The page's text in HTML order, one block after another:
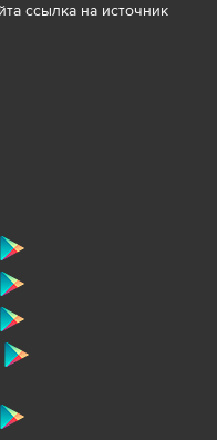
ссылка на источник